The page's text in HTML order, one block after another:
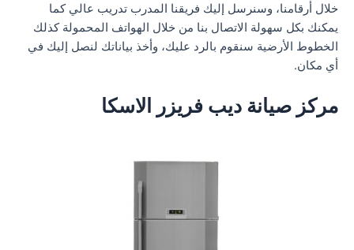
خلال أرقامنا، وسنرسل إليك فريقنا المدرب تدريب عالي كما
يمكنك بكل سهولة الاتصال بنا من خلال الهواتف المحمولة كذلك
الخطوط الأرضية سنقوم بالرد عليك، وأخذ بياناتك لنصل إليك في
أي مكان.
مركز صيانة ديب فريزر الاسكا